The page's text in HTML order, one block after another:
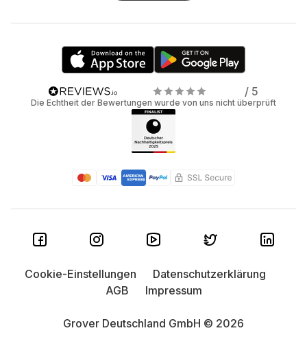
/ 5
Die Echtheit der Bewertungen wurde von uns nicht überprüft
Grover Deutschland GmbH © 2026
Cookie-Einstellungen
Datenschutzerklärung
AGB
Impressum